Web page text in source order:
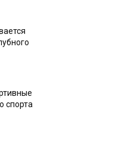
спорта